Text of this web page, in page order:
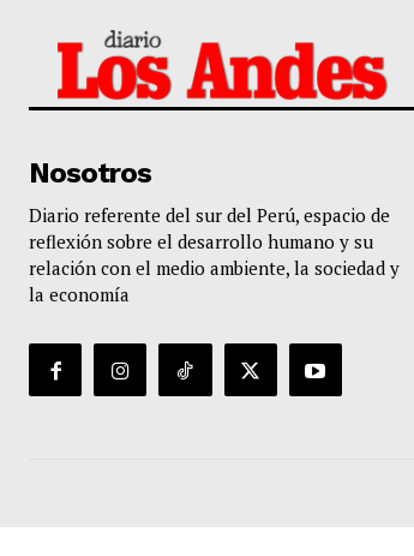
Nosotros
Diario referente del sur del Perú, espacio de
reflexión sobre el desarrollo humano y su
relación con el medio ambiente, la sociedad y
la economía